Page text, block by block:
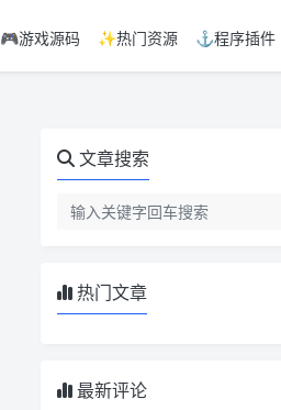
🎮游戏源码 ✨热门资源 ⚓程序插件
文章搜索
热门文章
最新评论